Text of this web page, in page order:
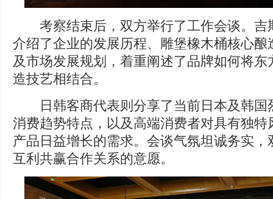
考察结束后，双方举行了工作会谈。吉
介绍了企业的发展历程、雕堡橡木桶核心
及市场发展规划，着重阐述了品牌如何将
造技艺相结合。
日韩客商代表则分享了当前日本及韩国
消费趋势特点，以及高端消费者对具有独
产品日益增长的需求。会谈气氛坦诚务实
互利共赢合作关系的意愿。